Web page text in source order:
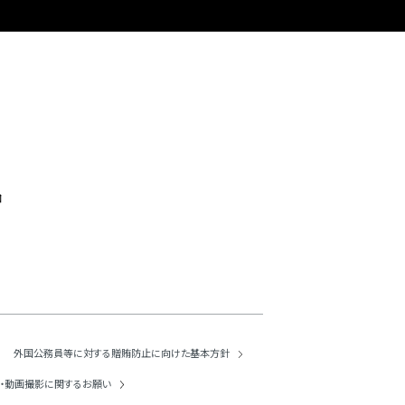
外国公務員等に対する贈賄防止に向けた基本方針
動画撮影に関するお願い